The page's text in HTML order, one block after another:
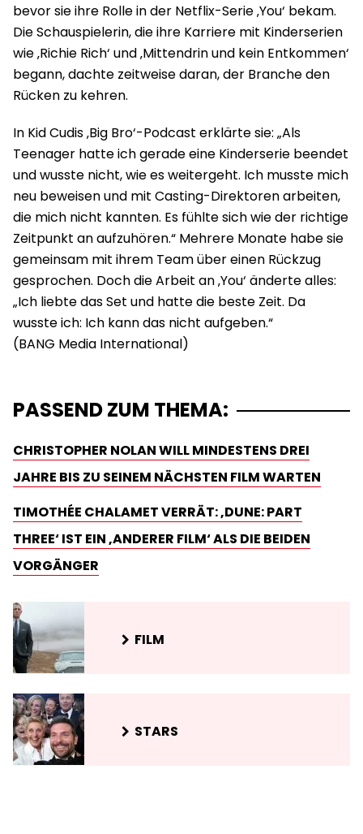
bevor sie ihre Rolle in der Netflix-Serie ‚You‘ bekam.
Die Schauspielerin, die ihre Karriere mit Kinderserien
wie ‚Richie Rich‘ und ‚Mittendrin und kein Entkommen‘
begann, dachte zeitweise daran, der Branche den
Rücken zu kehren.
In Kid Cudis ‚Big Bro‘-Podcast erklärte sie: „Als
Teenager hatte ich gerade eine Kinderserie beendet
und wusste nicht, wie es weitergeht. Ich musste mich
neu beweisen und mit Casting-Direktoren arbeiten,
die mich nicht kannten. Es fühlte sich wie der richtige
Zeitpunkt an aufzuhören.“ Mehrere Monate habe sie
gemeinsam mit ihrem Team über einen Rückzug
gesprochen. Doch die Arbeit an ‚You‘ änderte alles:
„Ich liebte das Set und hatte die beste Zeit. Da
wusste ich: Ich kann das nicht aufgeben.“
PASSEND ZUM THEMA:
CHRISTOPHER NOLAN WILL MINDESTENS DREI
JAHRE BIS ZU SEINEM NÄCHSTEN FILM WARTEN
TIMOTHÉE CHALAMET VERRÄT: ‚DUNE: PART
THREE‘ IST EIN ‚ANDERER FILM‘ ALS DIE BEIDEN
VORGÄNGER
FILM
STARS